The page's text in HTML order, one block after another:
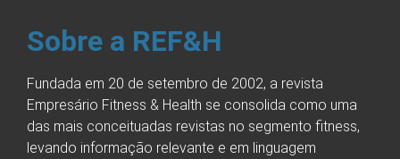
Sobre a REF&H
Fundada em 20 de setembro de 2002, a revista
Empresário Fitness & Health se consolida como uma
das mais conceituadas revistas no segmento fitness,
levando informação relevante e em linguagem